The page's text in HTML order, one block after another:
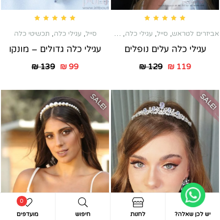
אביזרים לטראש, סייל, עגילי כלה, תכשיטי כלה
עגילי כלה עלים נופלים
₪129 ₪119
סייל, עגילי כלה, תכשיטי כלה
עגילי כלה גדולים – מונקו
₪139 ₪99
SALE!
SALE!
יש לכן שאלה? לחנות חיפוש מועדפים
0